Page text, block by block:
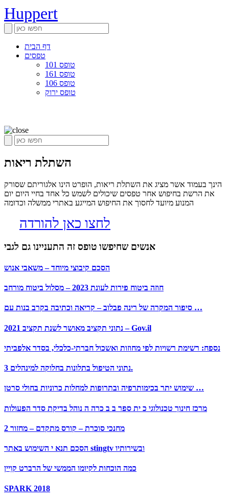
Huppert
דף הבית
טפסים
טופס 101
טופס 161
טופס 106
טופס ירוק
השתלת ריאות
הינך בעמוד אשר מציג את השתלת ריאות, הופרט הינו אלגוריתם שסורק
את הרשת בחיפוש אחר טפסים שיכולים לשמש כל אחד בחיי היום יום
המנוע מיועד לחסוך את החיפוש המייגע באתרי ממשלה וכדומה
לחצו כאן להורדה
אנשים שחיפשו טופס זה התעניינו גם לגבי
הסכם קיבוצי מיוחד – משאבי אנוש
חוזה ביטוח פירות לעונת 2023 – מסלול ביטוח מורחב
סיפור המקרה של רינה פבלוב – קריאה וכתיבה בקרב בנות עם …
נתוני תקציב מאושר לשנת תקציב 2021 – Gov.il
נספח: רשימת רשויות לפי מחוזות ואשכול חברתי-כלכלי, בסדר אלפביתי
נתוני הטיפול בתלונות בחלוקה למינהלים 3.
שימוש יתר בכימותרפיה ובתרופות למחלות כרוניות בחולי סרטן …
מרכז חינוך טכנולוגי כ ית ספר ב ב כרה ה נוהל בדיקת סדר הפעולות
מחנכי סוכרת – קורס מתקדם – מחזור 2
הסכם תנא י השימוש באתר stingtv ובשירותיו
כמה הוכחות לקיומו הממשי של הרברט קוֵיין
SPARK 2018